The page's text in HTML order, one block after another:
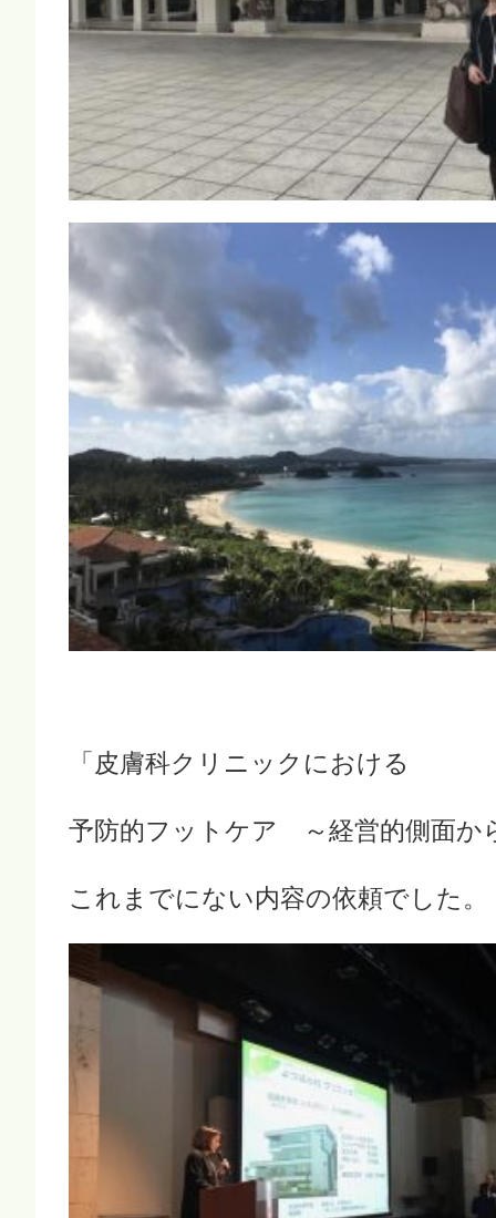
「皮膚科クリニックにおける
予防的フットケア ～経営的側面か
これまでにない内容の依頼でした。